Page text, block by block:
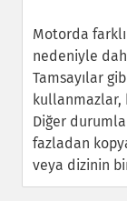
Motorda
nedeniyle
Tamsayılar
kullanmazlar,
Diğer
fazladan
veya dizinin